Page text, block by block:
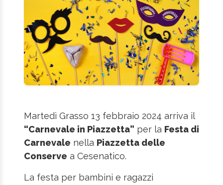
Martedì Grasso 13 febbraio 2024 arriva il
“Carnevale in Piazzetta” per la Festa di
Carnevale nella Piazzetta delle
Conserve a Cesenatico.
La festa per bambini e ragazzi